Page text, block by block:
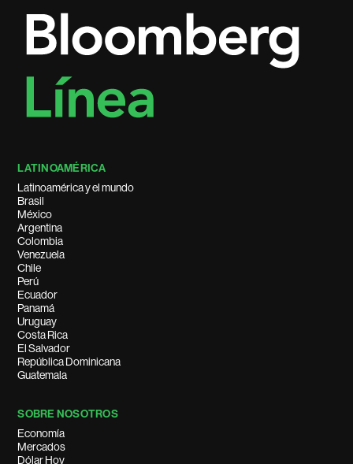
LATINOAMÉRICA
Latinoamérica y el mundo
Brasil
México
Argentina
Colombia
Venezuela
Chile
Perú
Ecuador
Panamá
Uruguay
Costa Rica
El Salvador
República Dominicana
Guatemala
SOBRE NOSOTROS
Economía
Mercados
Dólar Hoy